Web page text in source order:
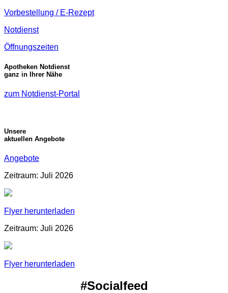
Vorbestellung / E-Rezept
Notdienst
Öffnungszeiten
Apotheken Notdienst
ganz in Ihrer Nähe
zum Notdienst-Portal
Unsere
aktuellen Angebote
Angebote
Zeitraum: Juli 2026
Flyer herunterladen
Zeitraum: Juli 2026
Flyer herunterladen
#Socialfeed